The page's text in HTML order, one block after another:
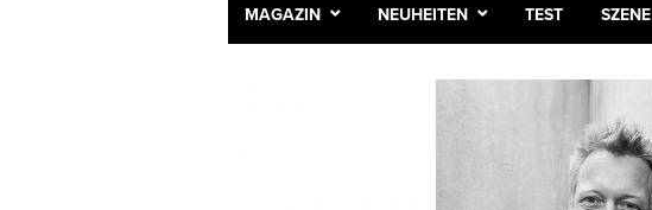
MAGAZIN NEUHEITEN TEST SZENE